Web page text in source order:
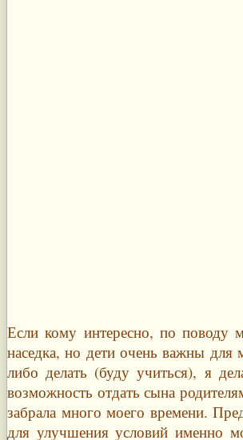
Если кому интересно, по поводу
наседка, но дети очень важны для
либо делать (буду учиться), я
возможность отдать сына
забрала много моего времени.
для улучшения условий именно